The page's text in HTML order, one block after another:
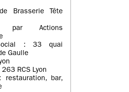
Brasserie Tête
par Actions
: 33 quai
Gaulle
RCS Lyon
restauration, bar,